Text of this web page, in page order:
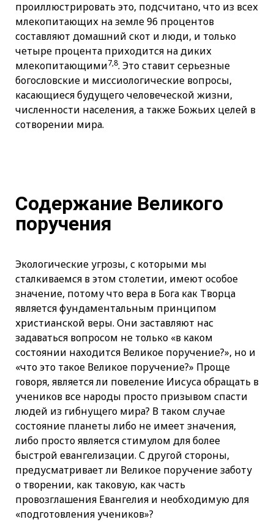
проиллюстрировать это, подсчитано, что из всех
млекопитающих на земле 96 процентов
составляют домашний скот и люди, и только
четыре процента приходится на диких
млекопитающими7,8. Это ставит серьезные
богословские и миссиологические вопросы,
касающиеся будущего человеческой жизни,
численности населения, а также Божьих целей в
сотворении мира.
Содержание Великого
поручения
Экологические угрозы, с которыми мы
сталкиваемся в этом столетии, имеют особое
значение, потому что вера в Бога как Творца
является фундаментальным принципом
христианской веры. Они заставляют нас
задаваться вопросом не только «в каком
состоянии находится Великое поручение?», но и
«что это такое Великое поручение?» Проще
говоря, является ли повеление Иисуса обращать в
учеников все народы просто призывом спасти
людей из гибнущего мира? В таком случае
состояние планеты либо не имеет значения,
либо просто является стимулом для более
быстрой евангелизации. С другой стороны,
предусматривает ли Великое поручение заботу
о творении, как таковую, как часть
провозглашения Евангелия и необходимую для
«подготовления учеников»?